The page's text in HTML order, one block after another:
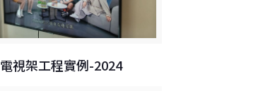
電視架工程實例-2024